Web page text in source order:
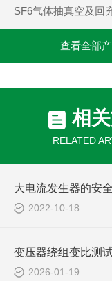
SF6气体抽真空及回
查看全部
相
RELATED
大电流发生器的安
2022-10-18
2026-01-19